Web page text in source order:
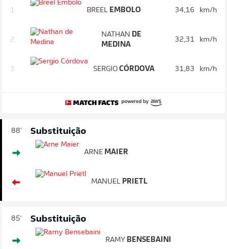
1. BREEL EMBOLO 34,16 km/h
2.
NATHAN DE
MEDINA
32,31 km/h
3. SERGIO CÓRDOVA 31,83 km/h
88' Substituição
ARNE MAIER
MANUEL PRIETL
85' Substituição
RAMY BENSEBAINI